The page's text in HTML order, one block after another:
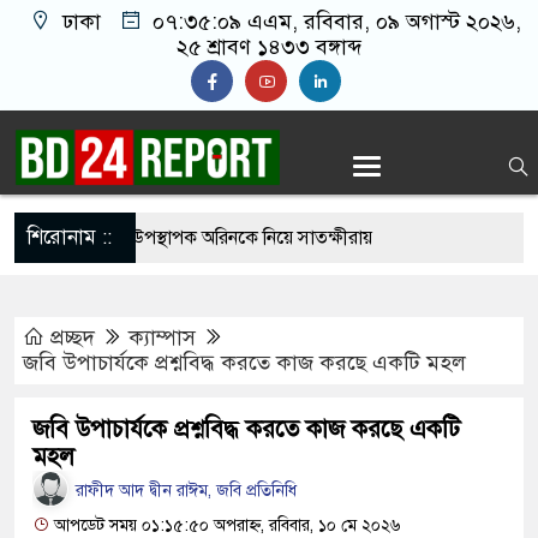
ঢাকা ০৭:৩৫:১০ এএম, রবিবার, ০৯ অগাস্ট ২০২৬,
২৫ শ্রাবণ ১৪৩৩ বঙ্গাব্দ
শিরোনাম ::
সম্মেলনের উপস্থাপক অরিনকে নিয়ে সাতক্ষীরায়
হামলায় ধ্বংস হওয়া ভবন থেকে ১৯ মরদেহ উদ্ধার,
ঘোষণা করল ১১ দল
ছড়িয়ে পড়ায় তীব্র যন্ত্রণায় ভুগছেন বাইডেন
প্রচ্ছদ
ক্যাম্পাস
জবি উপাচার্যকে প্রশ্নবিদ্ধ করতে কাজ করছে একটি মহল
জবি উপাচার্যকে প্রশ্নবিদ্ধ করতে কাজ করছে একটি
মহল
রাফীদ আদ দ্বীন রাঈম, জবি প্রতিনিধি
আপডেট সময় ০১:১৫:৫০ অপরাহ্ন, রবিবার, ১০ মে ২০২৬